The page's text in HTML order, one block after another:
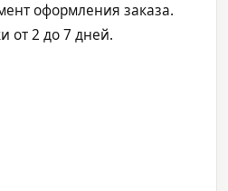
оформления заказа.
от 2 до 7 дней.